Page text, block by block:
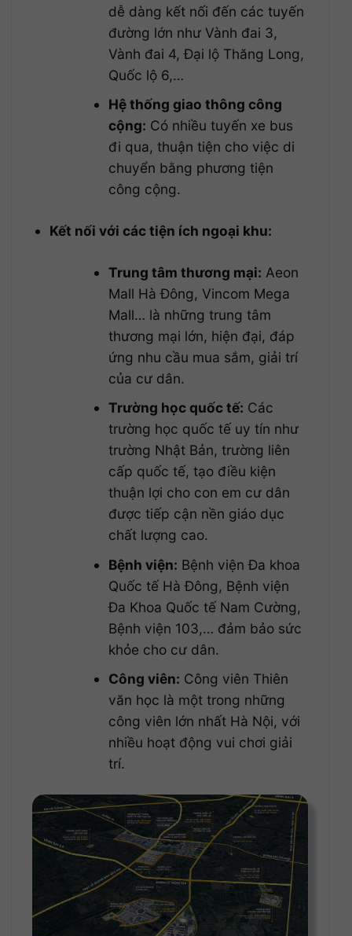
dễ dàng kết nối đến các tuyến
đường lớn như Vành đai 3,
Vành đai 4, Đại lộ Thăng Long,
Quốc lộ 6,…
Hệ thống giao thông công
cộng: Có nhiều tuyến xe bus
đi qua, thuận tiện cho việc di
chuyển bằng phương tiện
công cộng.
Kết nối với các tiện ích ngoại khu:
Trung tâm thương mại: Aeon
Mall Hà Đông, Vincom Mega
Mall… là những trung tâm
thương mại lớn, hiện đại, đáp
ứng nhu cầu mua sắm, giải trí
của cư dân.
Trường học quốc tế: Các
trường học quốc tế uy tín như
trường Nhật Bản, trường liên
cấp quốc tế, tạo điều kiện
thuận lợi cho con em cư dân
được tiếp cận nền giáo dục
chất lượng cao.
Bệnh viện: Bệnh viện Đa khoa
Quốc tế Hà Đông, Bệnh viện
Đa Khoa Quốc tế Nam Cường,
Bệnh viện 103,… đảm bảo sức
khỏe cho cư dân.
Công viên: Công viên Thiên
văn học là một trong những
công viên lớn nhất Hà Nội, với
nhiều hoạt động vui chơi giải
trí.